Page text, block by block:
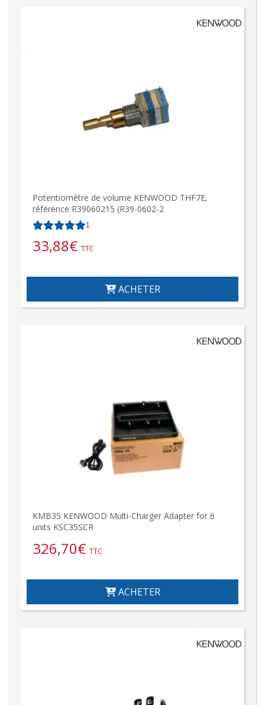
Potentiomètre de volume KENWOOD THF7E,
référence R39060215 (R39-0602-2
1
33,88€ TTC
ACHETER
KMB35 KENWOOD Multi-Charger Adapter for 6
units KSC35SCR
326,70€ TTC
ACHETER